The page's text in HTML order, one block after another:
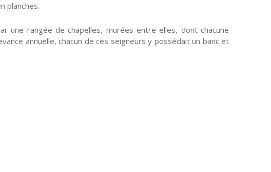
planches.
une rangée de chapelles, murées entre elles, dont chacune
annuelle, chacun de ces seigneurs y possédait un banc et